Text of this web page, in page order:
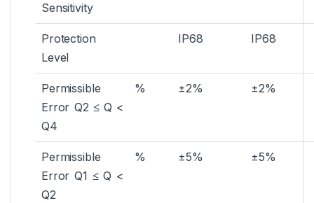
Sensitivity
Protection
Level
IP68 IP68
Permissible
Error Q2 ≤ Q <
Q4
% ±2% ±2%
Permissible
Error Q1 ≤ Q <
Q2
% ±5% ±5%